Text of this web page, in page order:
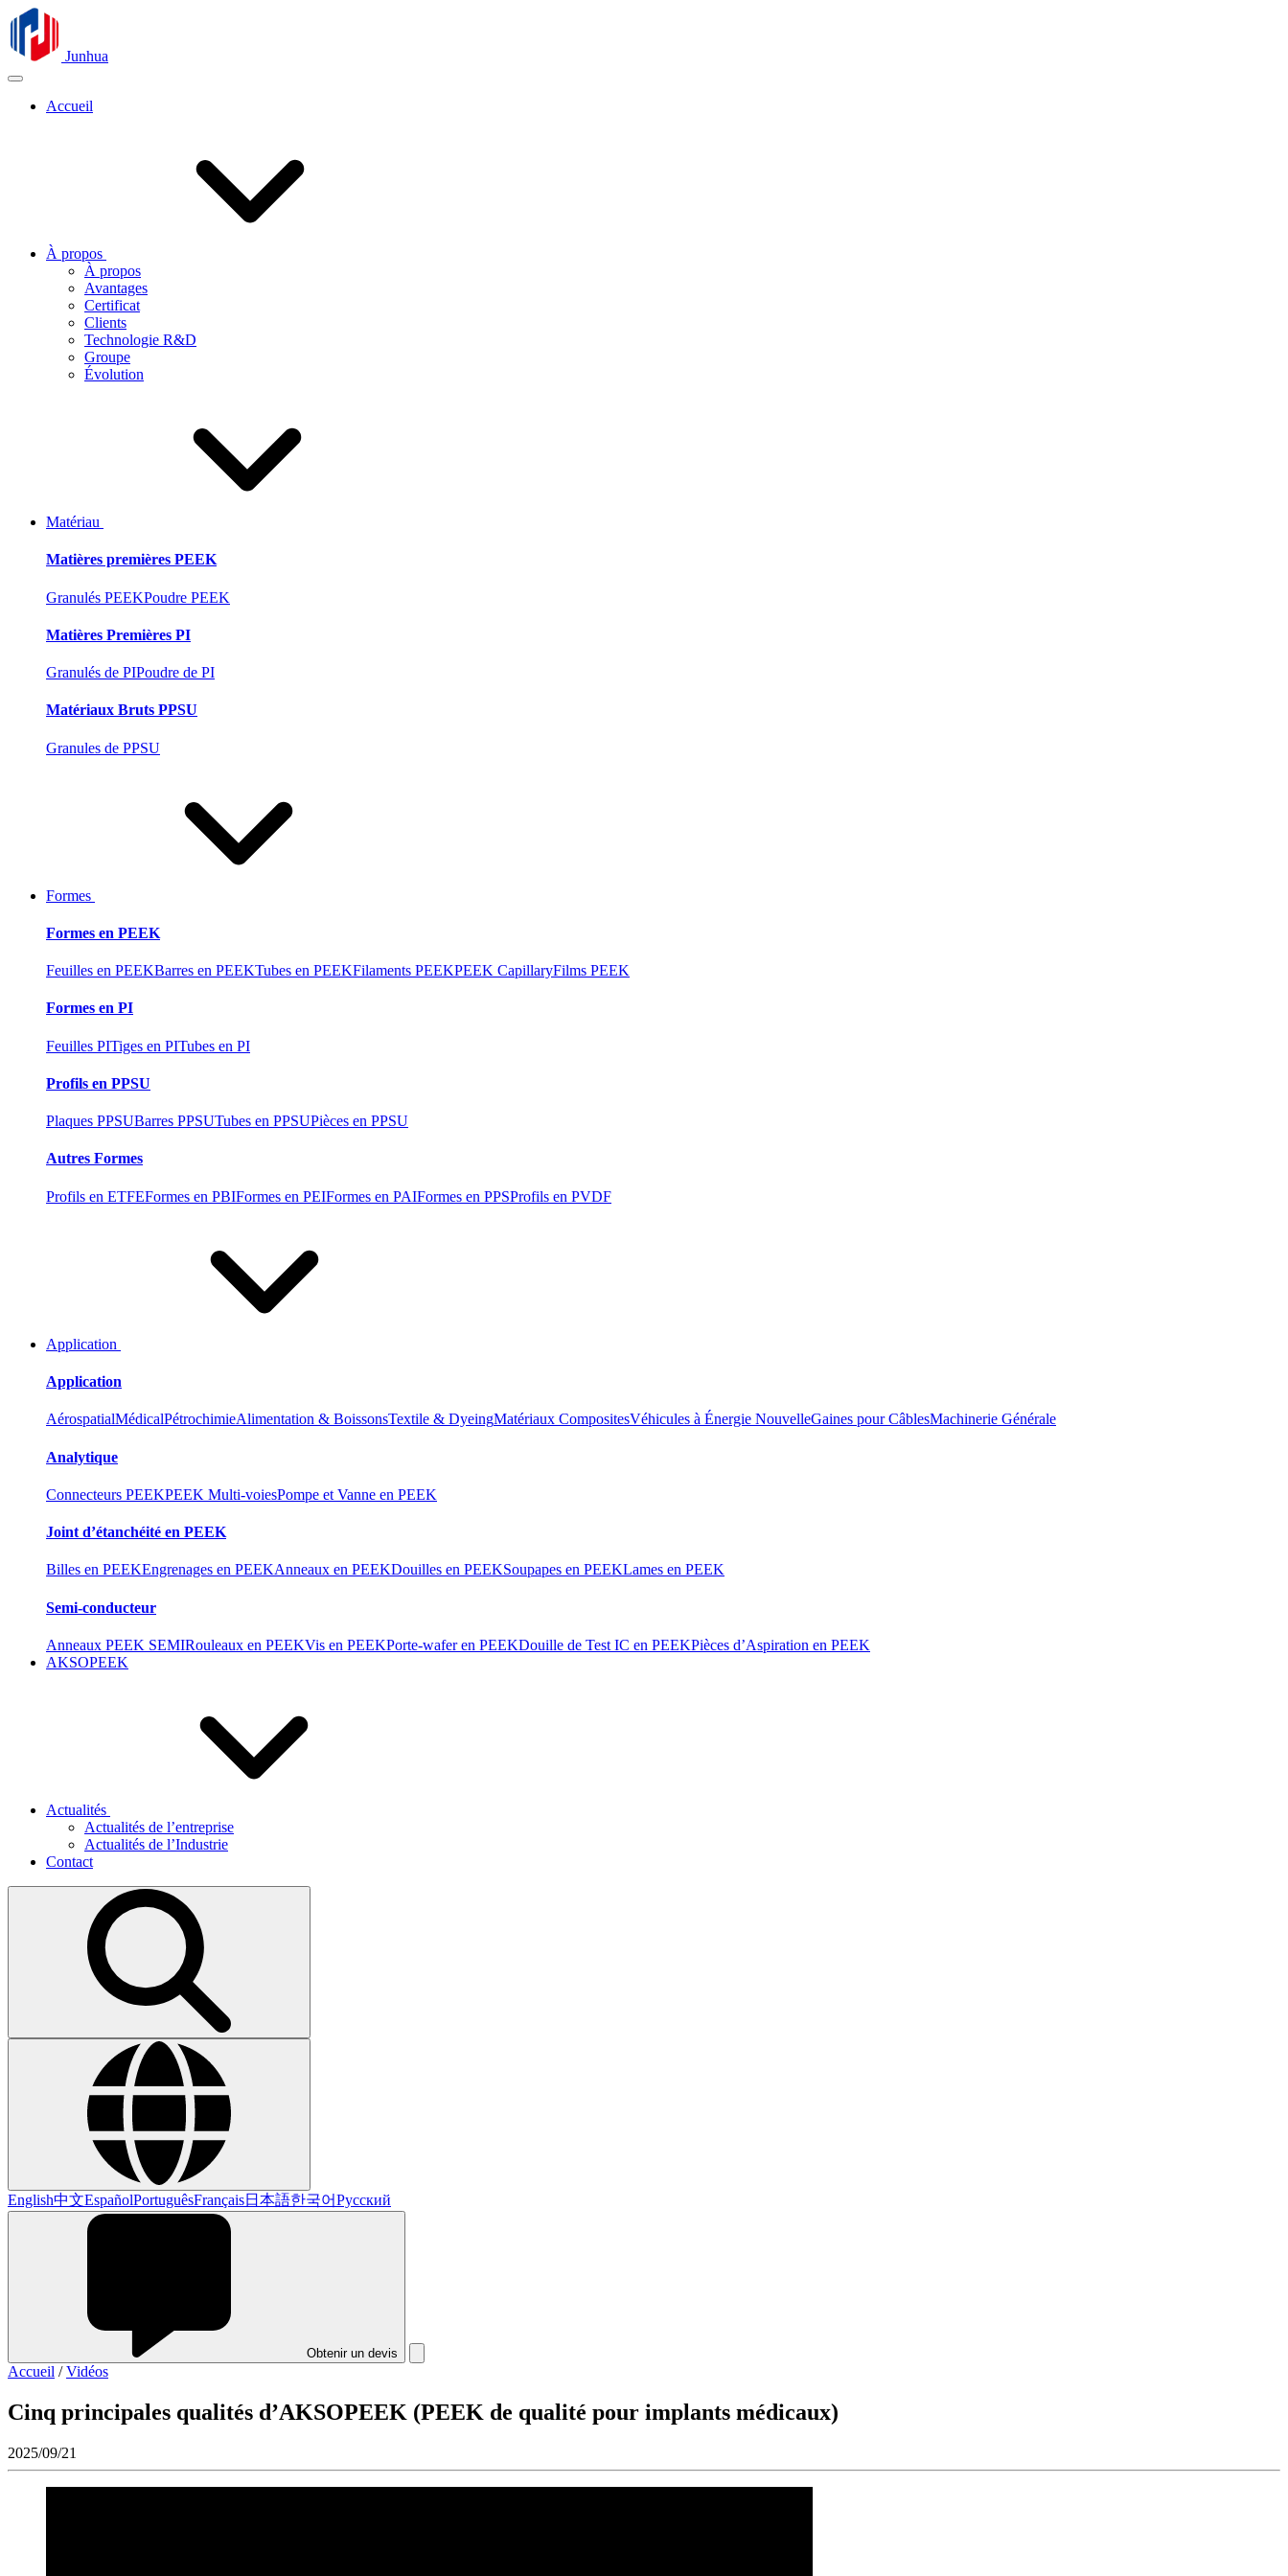
Junhua
Accueil
À propos
À propos
Avantages
Certificat
Clients
Technologie R&D
Groupe
Évolution
Matériau
Matières premières PEEK
Granulés PEEKPoudre PEEK
Matières Premières PI
Granulés de PIPoudre de PI
Matériaux Bruts PPSU
Granules de PPSU
Formes
Formes en PEEK
Feuilles en PEEKBarres en PEEKTubes en PEEKFilaments PEEKPEEK CapillaryFilms PEEK
Formes en PI
Feuilles PITiges en PITubes en PI
Profils en PPSU
Plaques PPSUBarres PPSUTubes en PPSUPièces en PPSU
Autres Formes
Profils en ETFEFormes en PBIFormes en PEIFormes en PAIFormes en PPSProfils en PVDF
Application
Application
AérospatialMédicalPétrochimieAlimentation & BoissonsTextile & DyeingMatériaux CompositesVéhicules à Énergie NouvelleGaines pour CâblesMachinerie Générale
Analytique
Connecteurs PEEKPEEK Multi-voiesPompe et Vanne en PEEK
Joint d’étanchéité en PEEK
Billes en PEEKEngrenages en PEEKAnneaux en PEEKDouilles en PEEKSoupapes en PEEKLames en PEEK
Semi-conducteur
Anneaux PEEK SEMIRouleaux en PEEKVis en PEEKPorte-wafer en PEEKDouille de Test IC en PEEKPièces d’Aspiration en PEEK
AKSOPEEK
Actualités
Actualités de l’entreprise
Actualités de l’Industrie
Contact
English中文EspañolPortuguêsFrançais日本語한국어Русский
Obtenir un devis
Accueil /Vidéos
Cinq principales qualités d’AKSOPEEK (PEEK de qualité pour implants médicaux)
2025/09/21